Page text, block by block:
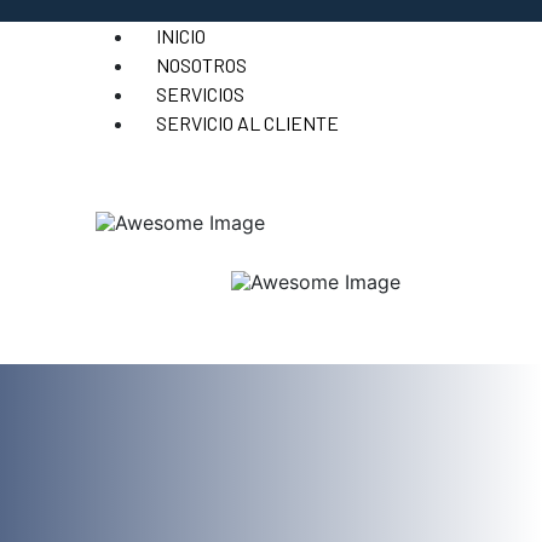
INICIO
NOSOTROS
SERVICIOS
SERVICIO AL CLIENTE